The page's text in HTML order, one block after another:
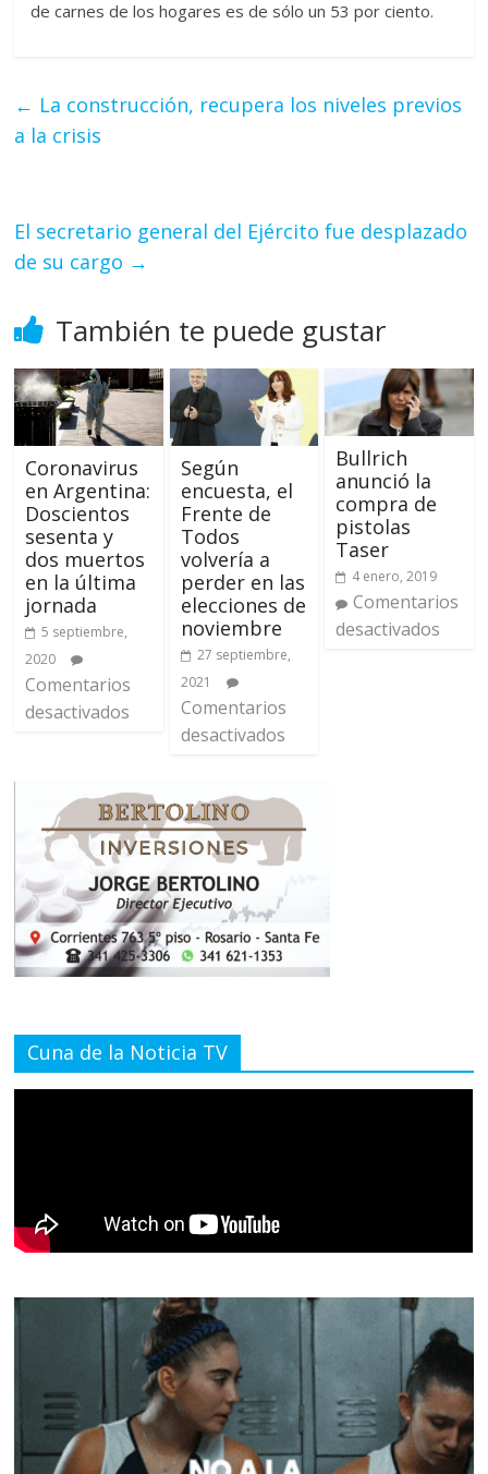
de carnes de los hogares es de sólo un 53 por ciento.
← La construcción, recupera los niveles previos
a la crisis
El secretario general del Ejército fue desplazado
de su cargo →
También te puede gustar
Coronavirus
en Argentina:
Doscientos
sesenta y
dos muertos
en la última
jornada
5 septiembre,
2020
Comentarios
desactivados
Según
encuesta, el
Frente de
Todos
volvería a
perder en las
elecciones de
noviembre
27 septiembre,
2021
Comentarios
desactivados
Bullrich
anunció la
compra de
pistolas
Taser
4 enero, 2019
Comentarios
desactivados
Cuna de la Noticia TV